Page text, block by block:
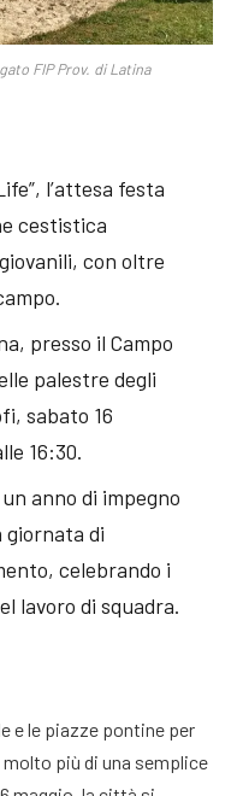
FIP Prov. di Latina
l’attesa festa
cestistica
con oltre
presso il Campo
palestre degli
sabato 16
16:30.
anno di impegno
di
celebrando i
lavoro di squadra.
e le piazze pontine per
più di una semplice